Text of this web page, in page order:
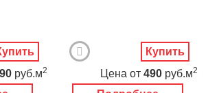
руб.м2 Цена от 490 руб.м2
Купить